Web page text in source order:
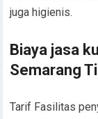
juga higienis.
Biaya jasa
Semarang
Tarif Fasilitas